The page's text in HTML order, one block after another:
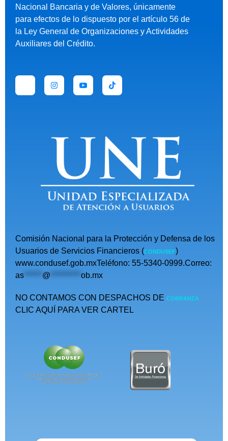
Nacional Bancaria y de Valores, únicamente
para efectos de lo dispuesto por el artículo 56 de
la Ley General de Organizaciones y Actividades
Auxiliares del Crédito.
Comisión Nacional para la Protección y Defensa de los
Usuarios de Servicios Financieros (CONDUSEF)
www.condusef.gob.mxTeléfono: 55-5340-0999.Correo:
as ****** @ ********** ob.mx
NO CONTAMOS CON DESPACHOS DE COBRANZA
CLIC AQUÍ PARA VER CARTEL